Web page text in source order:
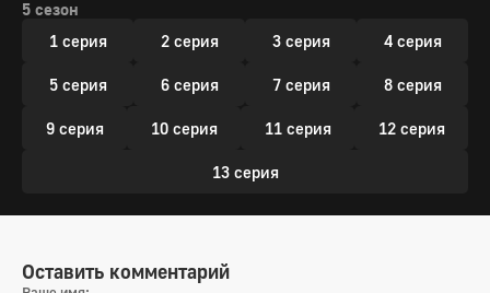
5 сезон
1 серия
2 серия 3 серия 4 серия
5 серия 6 серия 7 серия 8 серия
9 серия 10 серия 11 серия 12 серия
13 серия
Оставить комментарий